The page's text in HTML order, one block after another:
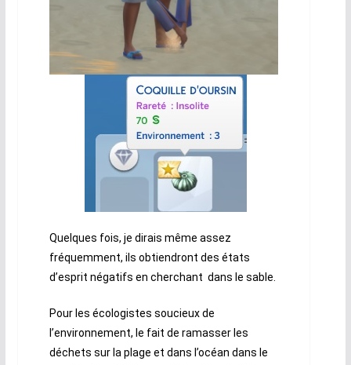
Quelques fois, je dirais même assez
fréquemment, ils obtiendront des états
d’esprit négatifs en cherchant dans le sable.
Pour les écologistes soucieux de
l’environnement, le fait de ramasser les
déchets sur la plage et dans l’océan dans le